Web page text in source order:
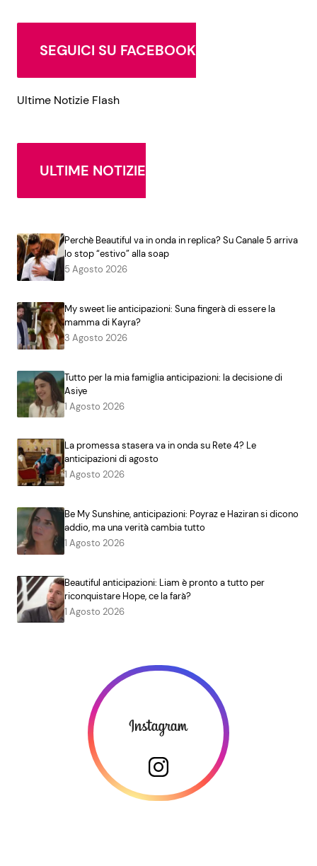
SEGUICI SU FACEBOOK
Ultime Notizie Flash
ULTIME NOTIZIE
Perchè Beautiful va in onda in replica? Su Canale 5 arriva
lo stop “estivo” alla soap
5 Agosto 2026
My sweet lie anticipazioni: Suna fingerà di essere la
mamma di Kayra?
3 Agosto 2026
Tutto per la mia famiglia anticipazioni: la decisione di
Asiye
1 Agosto 2026
La promessa stasera va in onda su Rete 4? Le
anticipazioni di agosto
1 Agosto 2026
Be My Sunshine, anticipazioni: Poyraz e Haziran si dicono
addio, ma una verità cambia tutto
1 Agosto 2026
Beautiful anticipazioni: Liam è pronto a tutto per
riconquistare Hope, ce la farà?
1 Agosto 2026